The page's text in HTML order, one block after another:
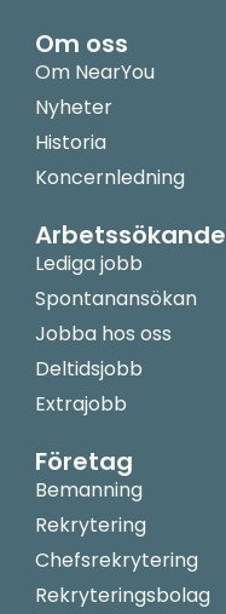
Arbetssökande
Lediga jobb
Spontanansökan
Jobba hos oss
Deltidsjobb
Extrajobb
Företag
Bemanning
Rekrytering
Chefsrekrytering
Rekryteringsbolag
Om oss
Om NearYou
Nyheter
Historia
Koncernledning